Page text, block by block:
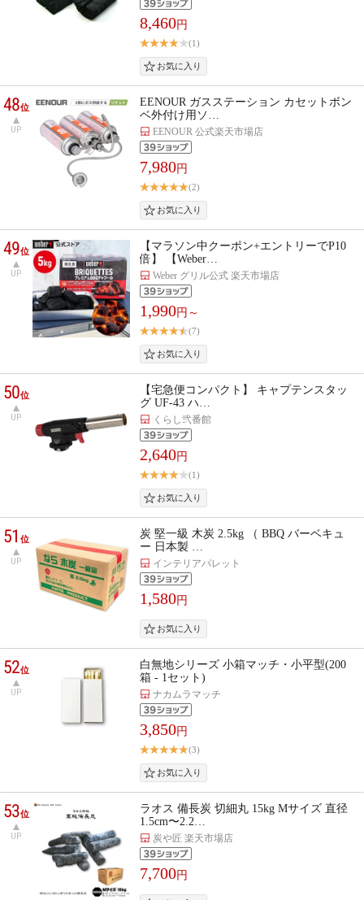
8,460円
(1)
48位
UP
EENOUR ガスステーション カセットボン
ベ外付け用ソ…
EENOUR 公式楽天市場店
7,980円
(2)
49位
UP
【マラソン中クーポン+エントリーでP10
倍】 【Weber…
Weber グリル公式 楽天市場店
1,990円～
(7)
50位
UP
【宅急便コンパクト】 キャプテンスタッ
グ UF-43 ハ…
くらし弐番館
2,640円
(1)
51位
UP
炭 堅一級 木炭 2.5kg （ BBQ バーベキュ
ー 日本製 …
インテリアパレット
1,580円
52位
UP
白無地シリーズ 小箱マッチ・小平型(200
箱 - 1セット)
ナカムラマッチ
3,850円
(3)
53位
UP
ラオス 備長炭 切細丸 15kg Mサイズ 直径
1.5cm〜2.2…
炭や匠 楽天市場店
7,700円